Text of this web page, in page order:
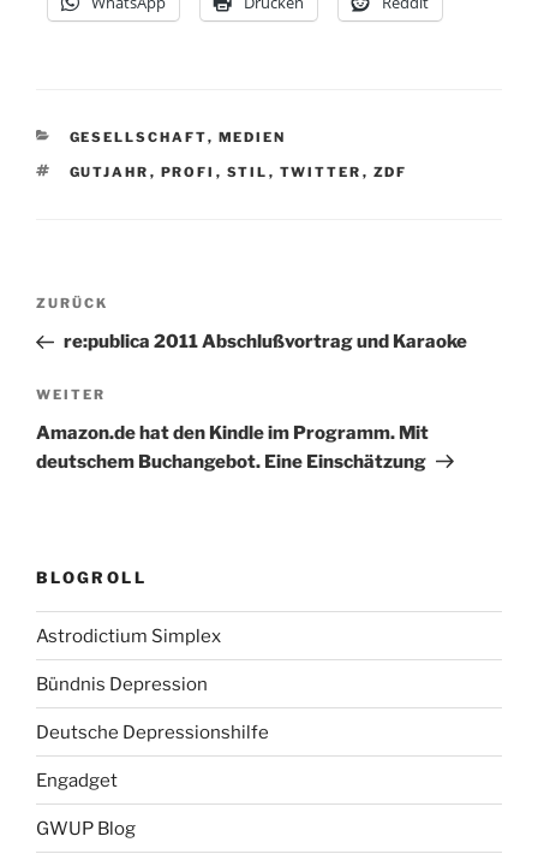
KATEGORIEN
GESELLSCHAFT, MEDIEN
SCHLAGWÖRTER
GUTJAHR , PROFI , STIL , TWITTER , ZDF
Beitragsnavigation
Vorheriger
Beitrag
ZURÜCK
re:publica 2011 Abschlußvortrag und Karaoke
Nächster
Beitrag
WEITER
Amazon.de hat den Kindle im Programm. Mit
deutschem Buchangebot. Eine Einschätzung
BLOGROLL
Astrodictium Simplex
Bündnis Depression
Deutsche Depressionshilfe
Engadget
GWUP Blog